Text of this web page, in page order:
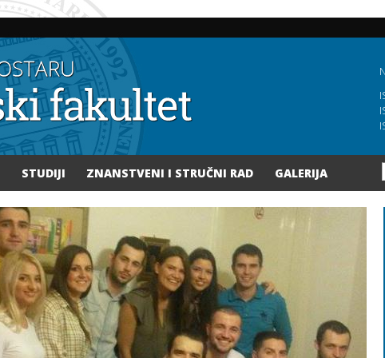
glavni
STUDIJI ZNANSTVENI I STRUČNI RAD GALERIJA